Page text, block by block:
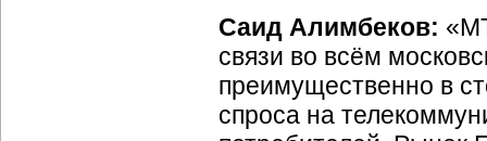
Саид Алимбеков:
связи во всём
преимущественно в
спроса на